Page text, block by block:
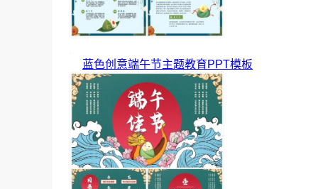
蓝色创意端午节主题教育PPT模板